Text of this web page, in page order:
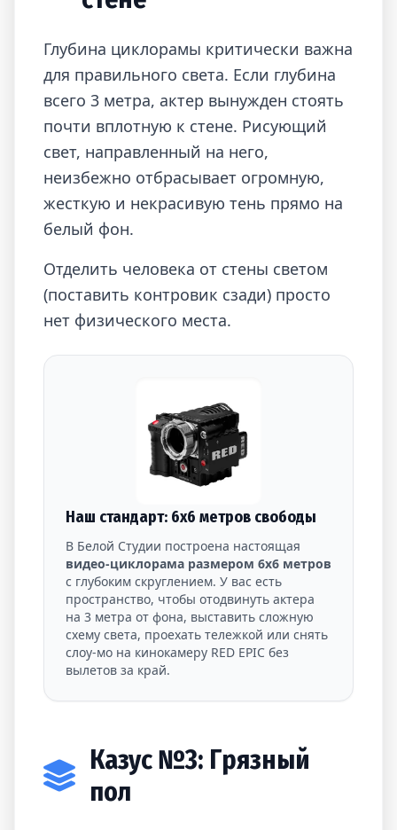
Глубина циклорамы критически важна
для правильного света. Если глубина
всего 3 метра, актер вынужден стоять
почти вплотную к стене. Рисующий
свет, направленный на него,
неизбежно отбрасывает огромную,
жесткую и некрасивую тень прямо на
белый фон.
Отделить человека от стены светом
(поставить контровик сзади) просто
нет физического места.
Наш стандарт: 6х6 метров свободы
В Белой Студии построена настоящая
видео-циклорама размером 6х6 метров
с глубоким скруглением. У вас есть
пространство, чтобы отодвинуть актера
на 3 метра от фона, выставить сложную
схему света, проехать тележкой или снять
слоу-мо на кинокамеру RED EPIC без
вылетов за край.
Казус №3: Грязный
пол